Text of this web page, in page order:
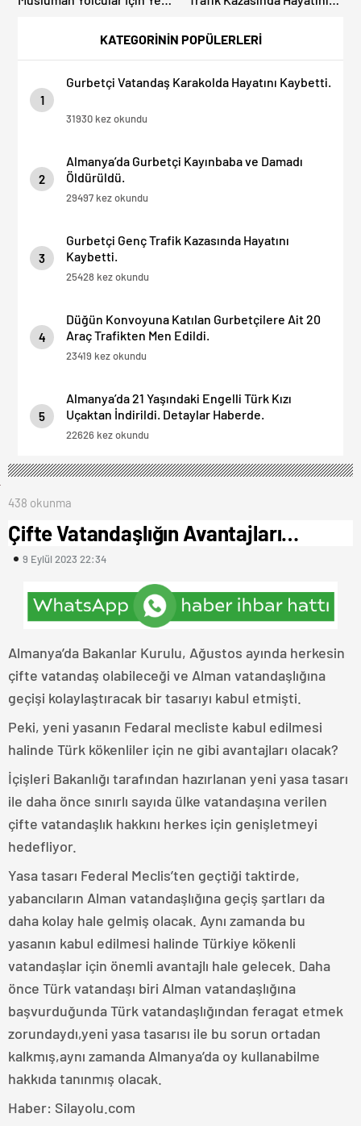
KATEGORİNİN POPÜLERLERİ
1
Gurbetçi Vatandaş Karakolda Hayatını Kaybetti.
31930 kez okundu
2
Almanya’da Gurbetçi Kayınbaba ve Damadı
Öldürüldü.
29497 kez okundu
3
Gurbetçi Genç Trafik Kazasında Hayatını
Kaybetti.
25428 kez okundu
4
Düğün Konvoyuna Katılan Gurbetçilere Ait 20
Araç Trafikten Men Edildi.
23419 kez okundu
5
Almanya’da 21 Yaşındaki Engelli Türk Kızı
Uçaktan İndirildi. Detaylar Haberde.
22626 kez okundu
438 okunma
Çifte Vatandaşlığın Avantajları…
9 Eylül 2023 22:34
Almanya’da Bakanlar Kurulu, Ağustos ayında herkesin
çifte vatandaş olabileceği ve Alman vatandaşlığına
geçişi kolaylaştıracak bir tasarıyı kabul etmişti.
Peki, yeni yasanın Fedaral mecliste kabul edilmesi
halinde Türk kökenliler için ne gibi avantajları olacak?
İçişleri Bakanlığı tarafından hazırlanan yeni yasa tasarı
ile daha önce sınırlı sayıda ülke vatandaşına verilen
çifte vatandaşlık hakkını herkes için genişletmeyi
hedefliyor.
Yasa tasarı Federal Meclis’ten geçtiği taktirde,
yabancıların Alman vatandaşlığına geçiş şartları da
daha kolay hale gelmiş olacak. Aynı zamanda bu
yasanın kabul edilmesi halinde Türkiye kökenli
vatandaşlar için önemli avantajlı hale gelecek. Daha
önce Türk vatandaşı biri Alman vatandaşlığına
başvurduğunda Türk vatandaşlığından feragat etmek
zorundaydı,yeni yasa tasarısı ile bu sorun ortadan
kalkmış,aynı zamanda Almanya’da oy kullanabilme
hakkıda tanınmış olacak.
Haber: Silayolu.com